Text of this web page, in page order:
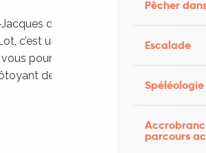
Pêcher
Escalade
Spéléologie
parcours
de Compostelle, Véloroutes,
c’est une véritable destination de
pourrez pratiquer votre activité
des paysages grandioses.